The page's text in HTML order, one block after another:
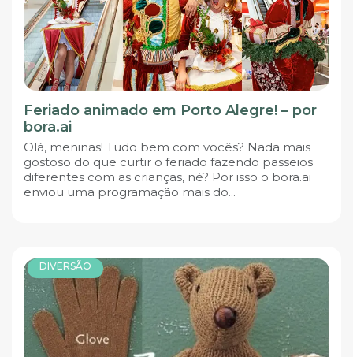
Feriado animado em Porto Alegre! – por
bora.ai
Olá, meninas! Tudo bem com vocês? Nada mais
gostoso do que curtir o feriado fazendo passeios
diferentes com as crianças, né? Por isso o bora.ai
enviou uma programação mais do...
DIVERSÃO